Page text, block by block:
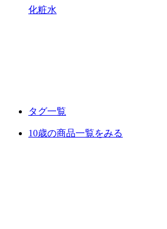
化粧水
タグ一覧
10歳の商品一覧をみる